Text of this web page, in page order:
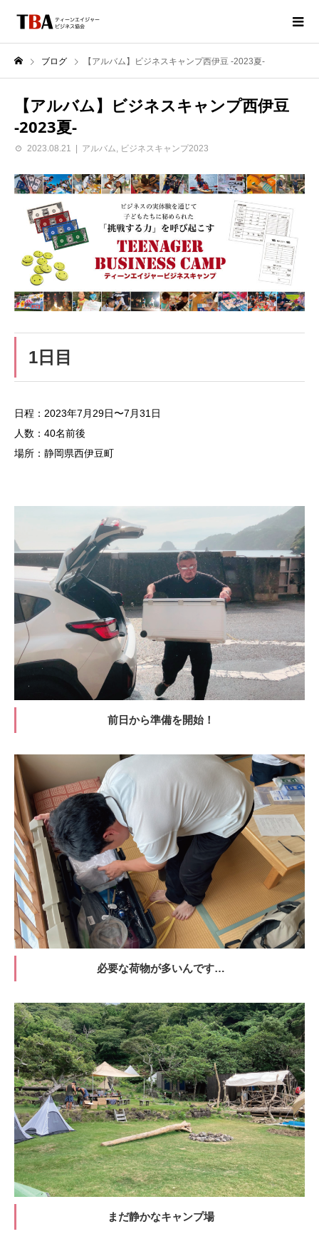
ブログ 【アルバム】ビジネスキャンプ西伊豆 -2023夏-
【アルバム】ビジネスキャンプ西伊豆
-2023夏-
2023.08.21 アルバム ビジネスキャンプ2023
1日目
日程：2023年7月29日〜7月31日
人数：40名前後
場所：静岡県西伊豆町
前日から準備を開始！
必要な荷物が多いんです…
まだ静かなキャンプ場